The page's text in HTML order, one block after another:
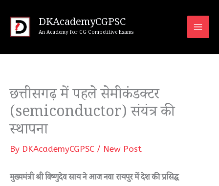
content
DKAcademyCGPSC
An Academy for CG Competitive Exams
छत्तीसगढ़ में पहले सेमीकंडक्टर
(semiconductor) संयंत्र की
स्थापना
By DKAcademyCGPSC / New Post
मुख्यमंत्री श्री विष्णुदेव साय ने आज नवा रायपुर में देश की प्रसिद्ध